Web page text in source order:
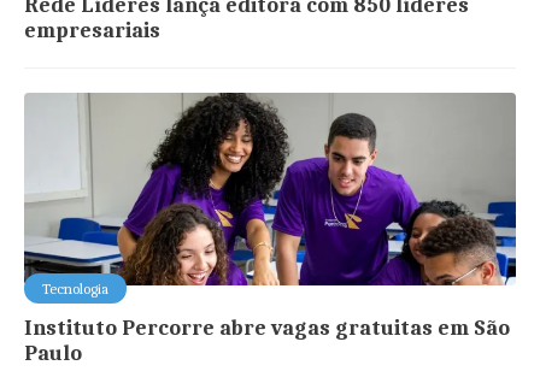
empresariais
Tecnologia
Instituto Percorre abre vagas gratuitas em São
Paulo